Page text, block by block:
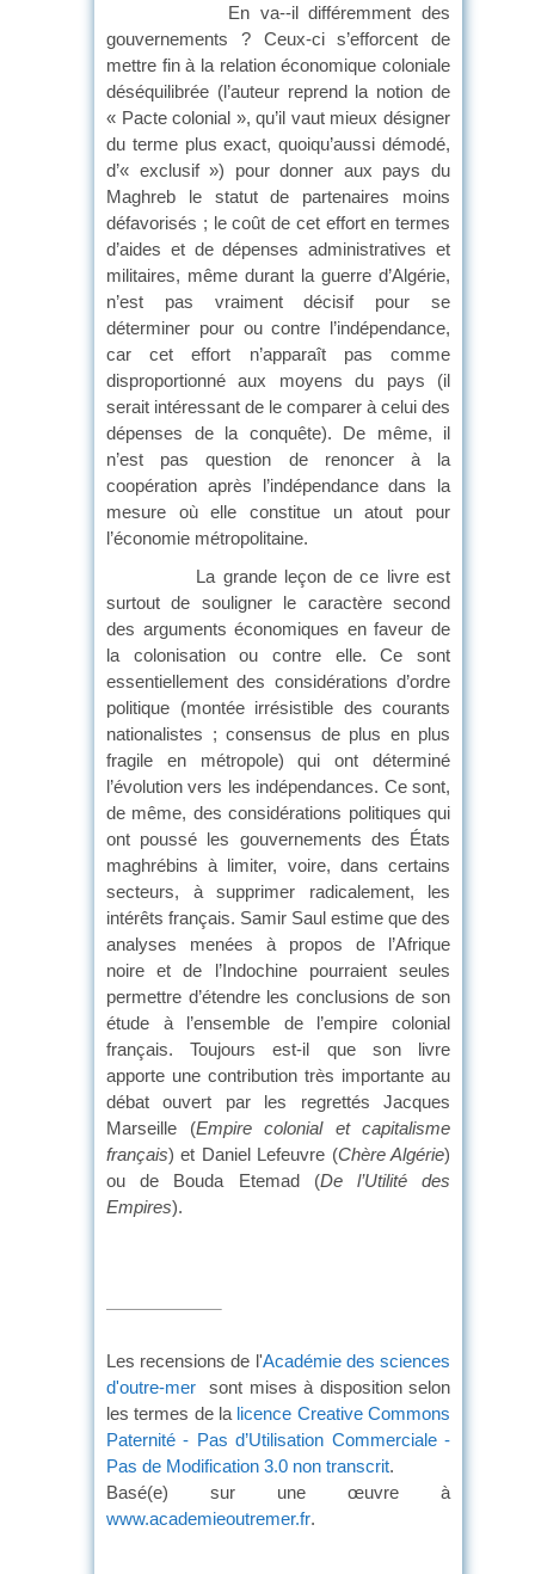
En va--il différemment des
gouvernements ? Ceux-ci s’efforcent de
mettre fin à la relation économique coloniale
déséquilibrée (l’auteur reprend la notion de
« Pacte colonial », qu’il vaut mieux désigner
du terme plus exact, quoiqu’aussi démodé,
d’« exclusif ») pour donner aux pays du
Maghreb le statut de partenaires moins
défavorisés ; le coût de cet effort en termes
d’aides et de dépenses administratives et
militaires, même durant la guerre d’Algérie,
n’est pas vraiment décisif pour se
déterminer pour ou contre l’indépendance,
car cet effort n’apparaît pas comme
disproportionné aux moyens du pays (il
serait intéressant de le comparer à celui des
dépenses de la conquête). De même, il
n’est pas question de renoncer à la
coopération après l’indépendance dans la
mesure où elle constitue un atout pour
l’économie métropolitaine.
La grande leçon de ce livre est
surtout de souligner le caractère second
des arguments économiques en faveur de
la colonisation ou contre elle. Ce sont
essentiellement des considérations d’ordre
politique (montée irrésistible des courants
nationalistes ; consensus de plus en plus
fragile en métropole) qui ont déterminé
l’évolution vers les indépendances. Ce sont,
de même, des considérations politiques qui
ont poussé les gouvernements des États
maghrébins à limiter, voire, dans certains
secteurs, à supprimer radicalement, les
intérêts français. Samir Saul estime que des
analyses menées à propos de l’Afrique
noire et de l’Indochine pourraient seules
permettre d’étendre les conclusions de son
étude à l’ensemble de l’empire colonial
français. Toujours est-il que son livre
apporte une contribution très importante au
débat ouvert par les regrettés Jacques
Marseille (Empire colonial et capitalisme
français) et Daniel Lefeuvre (Chère Algérie)
ou de Bouda Etemad (De l’Utilité des
Empires).
Les recensions de l'Académie des sciences
d'outre-mer sont mises à disposition selon
les termes de la licence Creative Commons
Paternité - Pas d’Utilisation Commerciale -
Pas de Modification 3.0 non transcrit.
Basé(e) sur une œuvre à
www.academieoutremer.fr.